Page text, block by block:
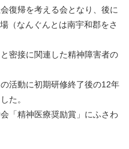
復帰を考える会となり、後に
（なんぐんとは南宇和郡をさ
密接に関連した精神障害者の
活動に初期研修終了後の12年
た。
「精神医療奨励賞」にふさわ